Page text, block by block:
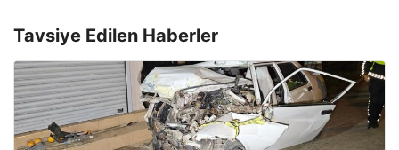
Tavsiye Edilen Haberler